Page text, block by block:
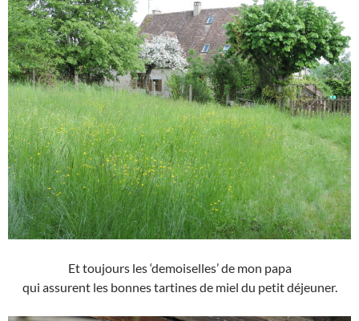
Et toujours les ‘demoiselles’ de mon papa
qui assurent les bonnes tartines de miel du petit déjeuner.